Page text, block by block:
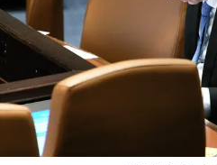
/
כשיו"ר האופוזיציה יאיר